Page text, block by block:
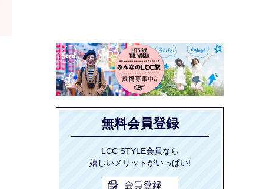
無料会員登録
LCC STYLE会員なら
嬉しいメリットがいっぱい!